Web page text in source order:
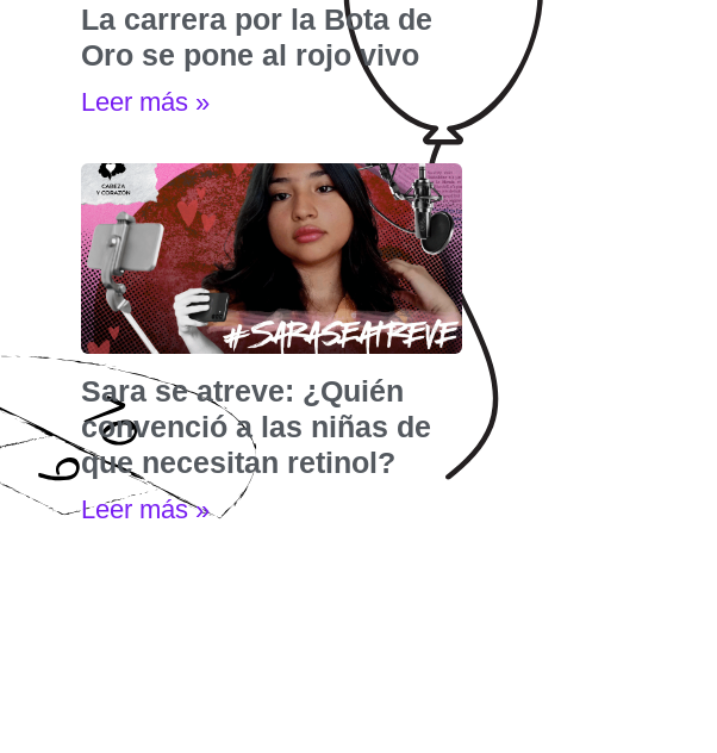
La carrera por la Bota de
Oro se pone al rojo vivo
Leer más »
Sara se atreve: ¿Quién
convenció a las niñas de
que necesitan retinol?
Leer más »